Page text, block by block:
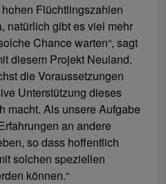
Flüchtlingszahlen
natürlich gibt es viel mehr
Chance warten“, sagt
diesem Projekt Neuland.
die Voraussetzungen
Unterstützung dieses
macht. Als unsere Aufgabe
an andere
so dass hoffentlich
solchen speziellen
können.“